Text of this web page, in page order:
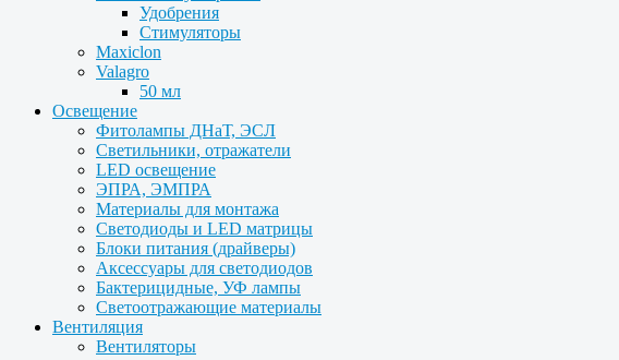
Удобрения
Стимуляторы
Maxiclon
Valagro
50 мл
Освещение
Фитолампы ДНаТ, ЭСЛ
Светильники, отражатели
LED освещение
ЭПРА, ЭМПРА
Материалы для монтажа
Светодиоды и LED матрицы
Блоки питания (драйверы)
Аксессуары для светодиодов
Бактерицидные, УФ лампы
Светоотражающие материалы
Вентиляция
Вентиляторы